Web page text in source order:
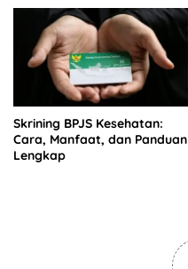
Skrining BPJS Kesehatan:
Cara, Manfaat, dan Panduan
Lengkap